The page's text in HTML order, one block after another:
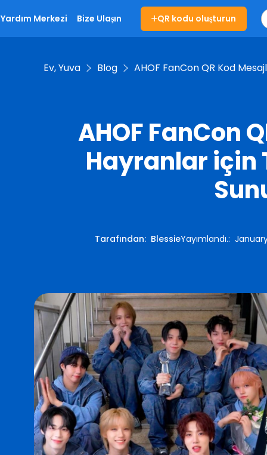
Yardım Merkezi Bize Ulaşın QR kodu oluşturun
Ev, Yuva Blog AHOF FanCon QR Kod
AHOF FanCon
Hayranlar için
Tarafından: BlessieYayımlandı.: